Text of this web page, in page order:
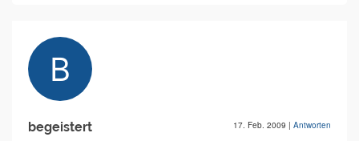
begeistert 17. Feb. 2009 | Antworten